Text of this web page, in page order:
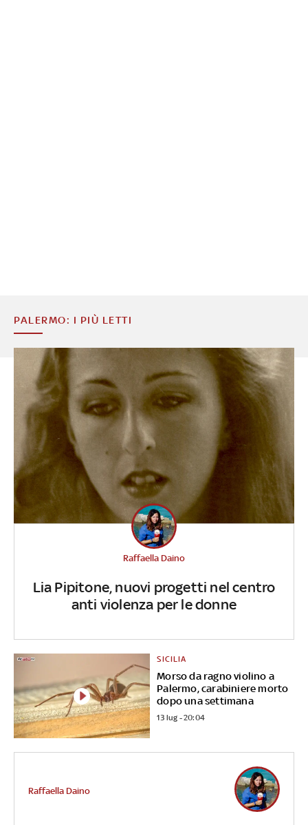
PALERMO: I PIÙ LETTI
Lia Pipitone, nuovi progetti nel centro
anti violenza per le donne
Raffaella Daino
Morso da ragno violino a
Palermo, carabiniere morto
dopo una settimana
SICILIA
13 lug - 20:04
Raffaella Daino